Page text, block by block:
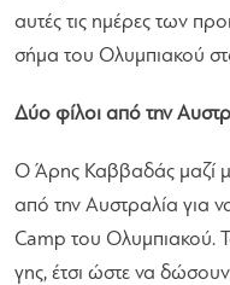
αυτές τις ημέρες των
σήμα του Ολυμπιακού
Δύο φίλοι από την
Ο Άρης Καββαδάς μαζί
από την Αυστραλία για
Camp του Ολυμπιακού.
γης, έτσι ώστε να